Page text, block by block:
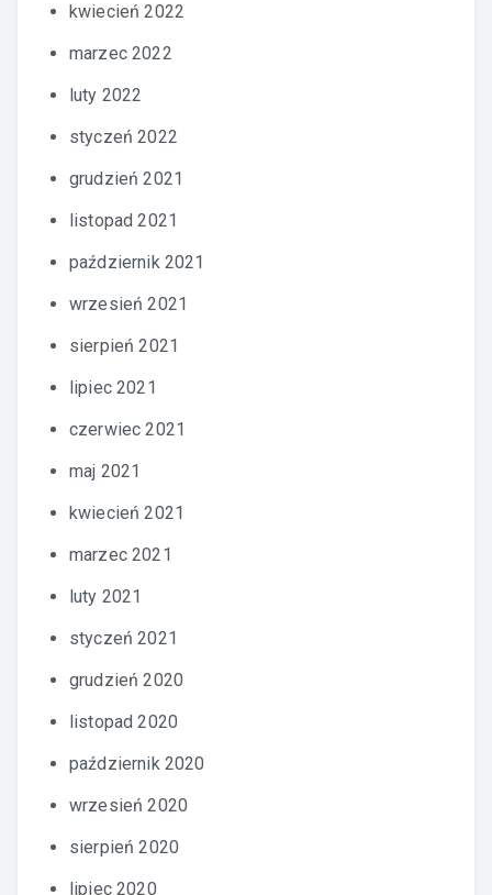
kwiecień 2022
marzec 2022
luty 2022
styczeń 2022
grudzień 2021
listopad 2021
październik 2021
wrzesień 2021
sierpień 2021
lipiec 2021
czerwiec 2021
maj 2021
kwiecień 2021
marzec 2021
luty 2021
styczeń 2021
grudzień 2020
listopad 2020
październik 2020
wrzesień 2020
sierpień 2020
lipiec 2020